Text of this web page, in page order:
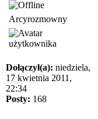
Arcyrozmowny
Dołączył(a): niedziela,
17 kwietnia 2011,
22:34
Posty: 168